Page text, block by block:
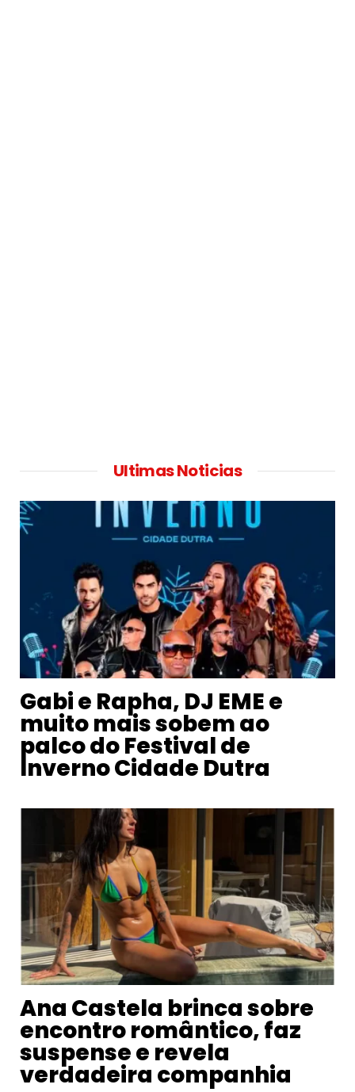
Ultimas Noticias
Gabi e Rapha, DJ EME e
muito mais sobem ao
palco do Festival de
Inverno Cidade Dutra
Ana Castela brinca sobre
encontro romântico, faz
suspense e revela
verdadeira companhia